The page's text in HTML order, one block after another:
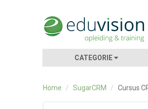
CATEGORIE
Home / SugarCRM / Cursus